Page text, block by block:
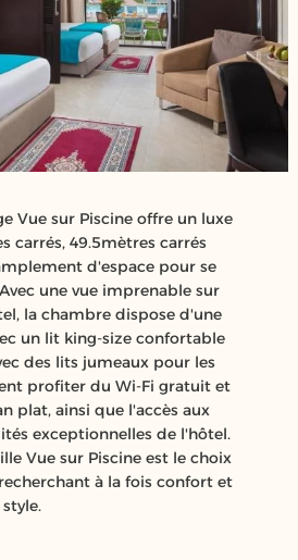
Vue sur Piscine offre un luxe
carrés, 49.5mètres carrés
d'espace pour se
une vue imprenable sur
la chambre dispose d'une
un lit king-size confortable
des lits jumeaux pour les
profiter du Wi-Fi gratuit et
plat, ainsi que l'accès aux
exceptionnelles de l'hôtel.
Vue sur Piscine est le choix
à la fois confort et
style.